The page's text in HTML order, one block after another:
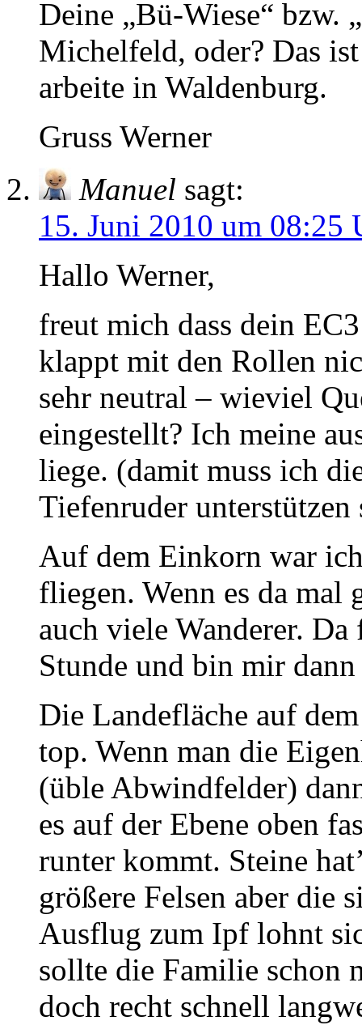
Deine „Bü-Wiese“ bzw.
Michelfeld, oder? Das
arbeite in Waldenburg.
Gruss Werner
Manuel sagt:
15. Juni 2010 um 08:25
Hallo Werner,
freut mich dass dein
klappt mit den Rollen
sehr neutral – wieviel
eingestellt? Ich meine
liege. (damit muss ich
Tiefenruder unterstützen
Auf dem Einkorn war
fliegen. Wenn es da mal
auch viele Wanderer.
Stunde und bin mir
Die Landefläche auf
top. Wenn man die
(üble Abwindfelder)
es auf der Ebene oben
runter kommt. Steine
größere Felsen aber die
Ausflug zum Ipf lohnt
sollte die Familie schon
doch recht schnell